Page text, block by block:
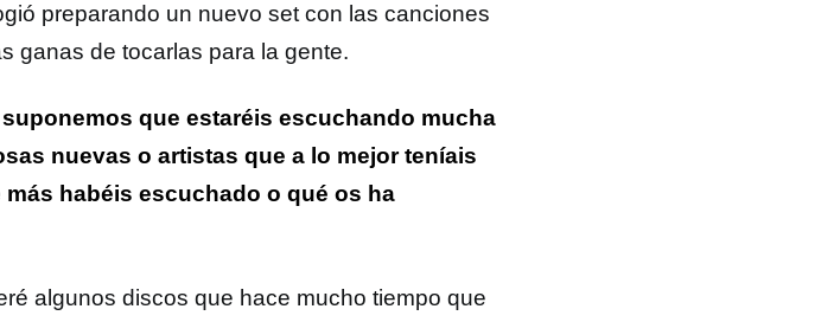
preparando un nuevo set con las canciones
ganas de tocarlas para la gente.
que estaréis escuchando mucha
nuevas o artistas que a lo mejor teníais
habéis escuchado o qué os ha
algunos discos que hace mucho tiempo que